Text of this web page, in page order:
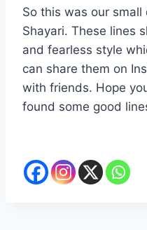
So this was our
Shayari. These lines
and fearless style
can share them on
with friends. Hope
found some good